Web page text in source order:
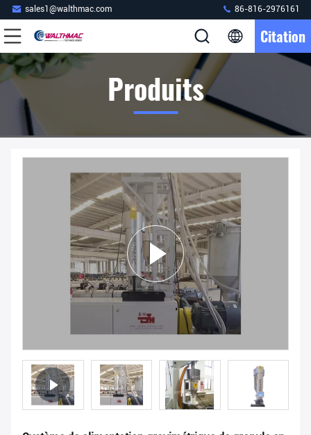
sales1@walthmac.com 86-816-2976161
Citation
Produits